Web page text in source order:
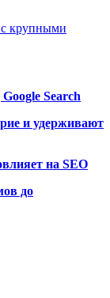
с крупными
Search
и удерживают
на SEO
до